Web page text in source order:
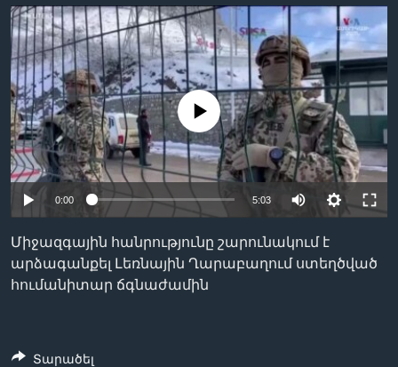
Լեզուներ
No media source currently available
0:00 5:03
Միջազգային հանրությունը շարունակում է
արձագանքել Լեռնային Ղարաբաղում ստեղծված
հումանիտար ճգնաժամին
Տարածել